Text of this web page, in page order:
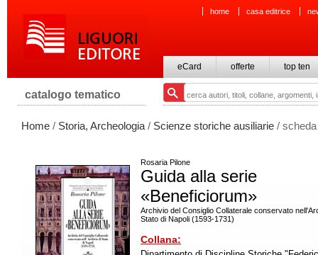
home casa editrice
eCard offerte top ten
catalogo tematico
Home / Storia, Archeologia / Scienze storiche ausiliarie /
Rosaria Pilone
Guida alla serie
«Beneficiorum»
Archivio del Consiglio Collaterale conservato
Stato di Napoli (1593-1731)
Collana: